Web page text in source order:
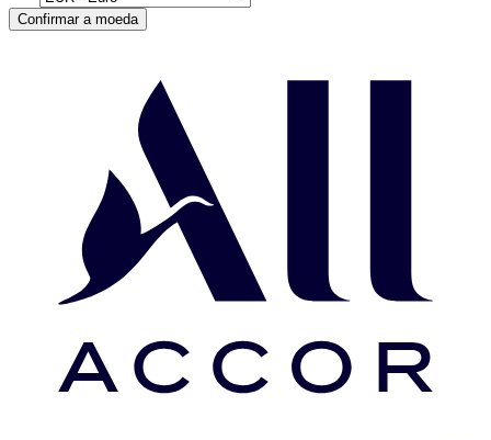
Confirmar a moeda